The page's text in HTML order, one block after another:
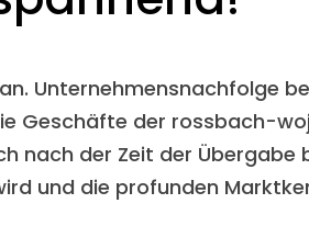
Unternehmensnachfolge
Geschäfte der rossbach-
nach der Zeit der Übergabe
und die profunden